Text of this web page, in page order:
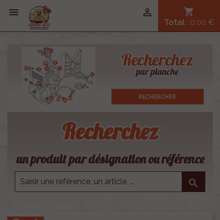
 shopping_cart
Total : 0,00 €

Recherchez
un produit par désignation ou référence
